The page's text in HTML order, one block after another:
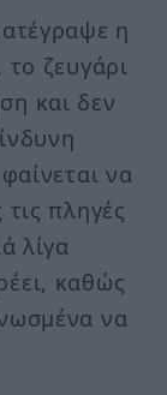
η
ζευγάρι
και δεν
να
πληγές
λίγα
καθώς
να